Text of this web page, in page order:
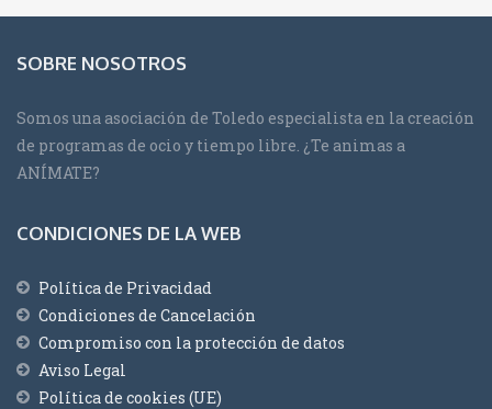
SOBRE NOSOTROS
Somos una asociación de Toledo especialista en la creación
de programas de ocio y tiempo libre. ¿Te animas a
ANÍMATE?
CONDICIONES DE LA WEB
Política de Privacidad
Condiciones de Cancelación
Compromiso con la protección de datos
Aviso Legal
Política de cookies (UE)